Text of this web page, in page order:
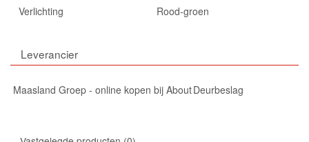
Verlichting
Rood-groen
Leverancier
Maasland Groep - online kopen bij About Deurbeslag